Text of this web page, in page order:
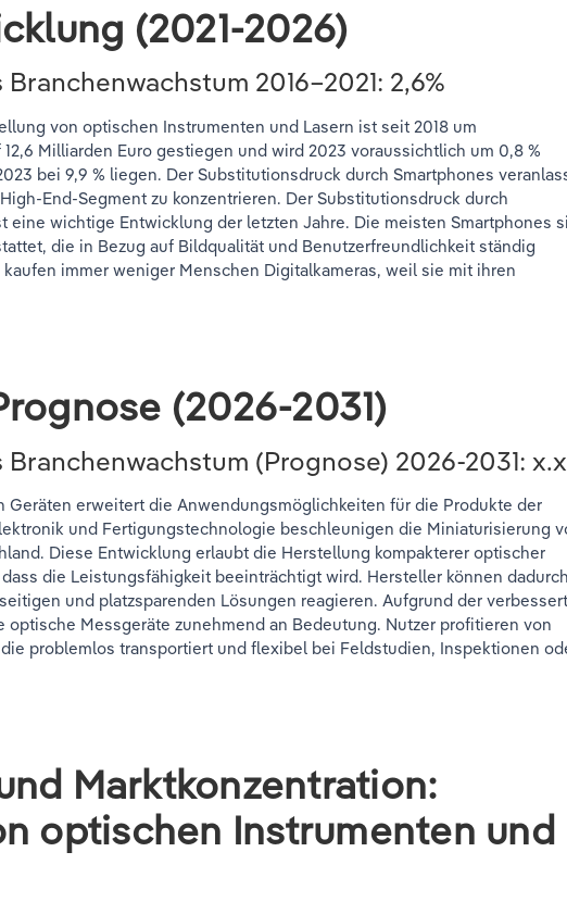
(2021-2026)
2016–2021: 2,6%
von optischen Instrumenten und Lasern ist seit 2018 um
Milliarden Euro gestiegen und wird 2023 voraussichtlich um 0,8 %
bei 9,9 % liegen. Der Substitutionsdruck durch Smartphones
End-Segment zu konzentrieren. Der Substitutionsdruck durch
eine wichtige Entwicklung der letzten Jahre. Die meisten Smartphones
die in Bezug auf Bildqualität und Benutzerfreundlichkeit ständig
immer weniger Menschen Digitalkameras, weil sie mit ihren
(2026-2031)
(Prognose) 2026-2031: x.x
Geräten erweitert die Anwendungsmöglichkeiten für die Produkte der
und Fertigungstechnologie beschleunigen die Miniaturisierung
Diese Entwicklung erlaubt die Herstellung kompakterer optischer
die Leistungsfähigkeit beeinträchtigt wird. Hersteller können
und platzsparenden Lösungen reagieren. Aufgrund der
optische Messgeräte zunehmend an Bedeutung. Nutzer profitieren von
problemlos transportiert und flexibel bei Feldstudien, Inspektionen
Marktkonzentration:
optischen Instrumenten und